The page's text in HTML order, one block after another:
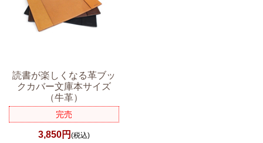
読書が楽しくなる革ブッ
クカバー文庫本サイズ
（牛革）
完売
3,850円(税込)